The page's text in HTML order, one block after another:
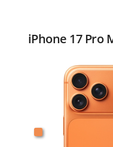
iPhone 17 Pro